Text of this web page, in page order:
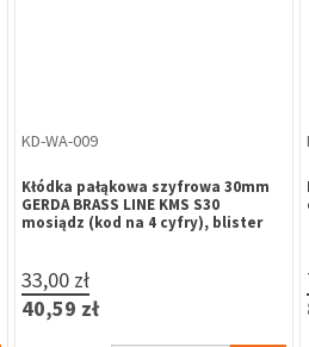
ZA-ME-010
Zatrzask balkonowy z rolką, na
słupek ruchomy
7,63 zł
9,38 zł